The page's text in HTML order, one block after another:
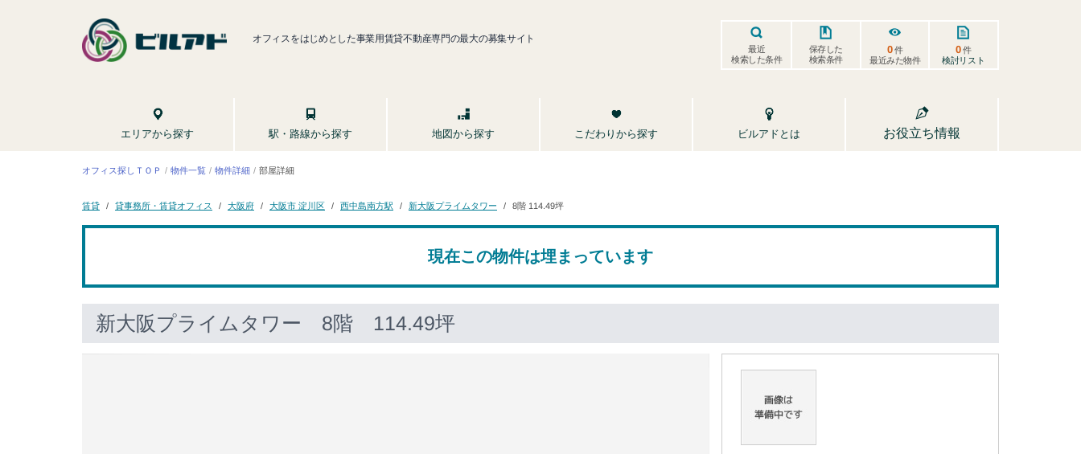
オフィスをはじめとした事業用賃貸不動産専門の最大の募集サイト
最近
検索した条件
保存した
検索条件
0件
最近みた物件
0件
検討リスト
エリアから探す 駅・路線から探す 地図から探す こだわりから探す ビルアドとは お役立ち情報
オフィス探しＴＯＰ 物件一覧 物件詳細 部屋詳細
賃貸 貸事務所・賃貸オフィス 大阪府 大阪市 淀川区 西中島南方駅 新大阪プライムタワー 8階 114.49坪
現在この物件は埋まっています
新大阪プライムタワー 8階 114.49坪